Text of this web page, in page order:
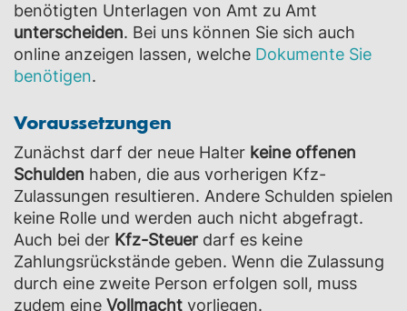
benötigten Unterlagen von Amt zu Amt
unterscheiden. Bei uns können Sie sich auch
online anzeigen lassen, welche Dokumente Sie
benötigen.
Voraussetzungen
Zunächst darf der neue Halter keine offenen
Schulden haben, die aus vorherigen Kfz-
Zulassungen resultieren. Andere Schulden spielen
keine Rolle und werden auch nicht abgefragt.
Auch bei der Kfz-Steuer darf es keine
Zahlungsrückstände geben. Wenn die Zulassung
durch eine zweite Person erfolgen soll, muss
zudem eine Vollmacht vorliegen.